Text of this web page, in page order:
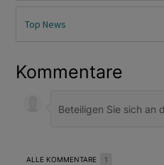
Top News
Kommentare
ALLE KOMMENTARE 1